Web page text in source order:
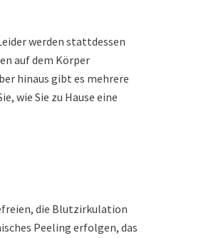
werden stattdessen
auf dem Körper
hinaus gibt es mehrere
wie Sie zu Hause eine
die Blutzirkulation
Peeling erfolgen, das